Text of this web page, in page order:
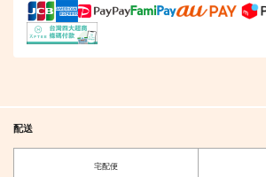
762円（税込） 858
配送
宅配便